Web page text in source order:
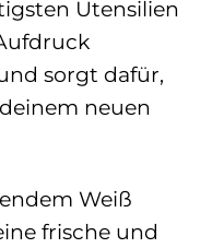
Utensilien
sorgt dafür,
neuen
Weiß
frische und